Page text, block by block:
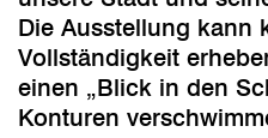
Die Ausstellung kann
Vollständigkeit
einen „Blick in den
Konturen